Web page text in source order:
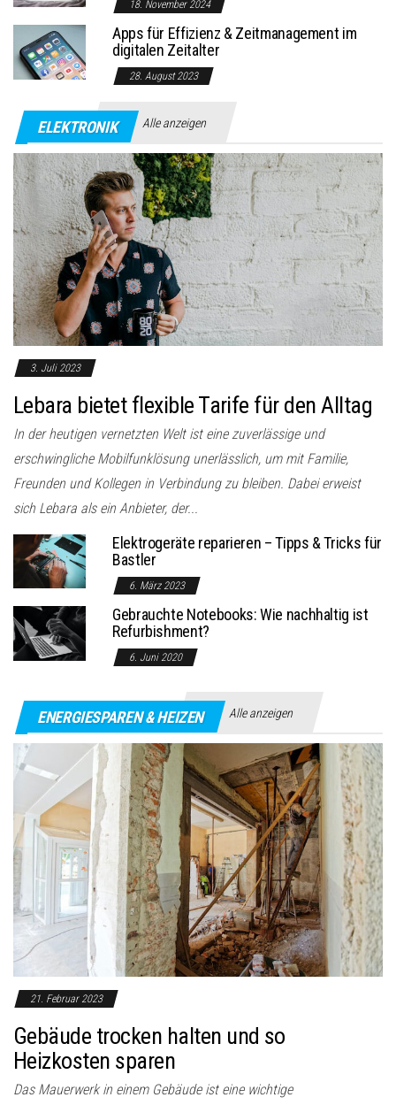
18. November 2024
Apps für Effizienz & Zeitmanagement im
digitalen Zeitalter
28. August 2023
ELEKTRONIK Alle anzeigen
3. Juli 2023
Lebara bietet flexible Tarife für den Alltag
In der heutigen vernetzten Welt ist eine zuverlässige und
erschwingliche Mobilfunklösung unerlässlich, um mit Familie,
Freunden und Kollegen in Verbindung zu bleiben. Dabei erweist
sich Lebara als ein Anbieter, der...
Elektrogeräte reparieren – Tipps & Tricks für
Bastler
6. März 2023
Gebrauchte Notebooks: Wie nachhaltig ist
Refurbishment?
6. Juni 2020
ENERGIESPAREN & HEIZEN Alle anzeigen
21. Februar 2023
Gebäude trocken halten und so
Heizkosten sparen
Das Mauerwerk in einem Gebäude ist eine wichtige